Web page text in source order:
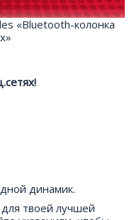
«Bluetooth-колонка
динамик.
твоей лучшей